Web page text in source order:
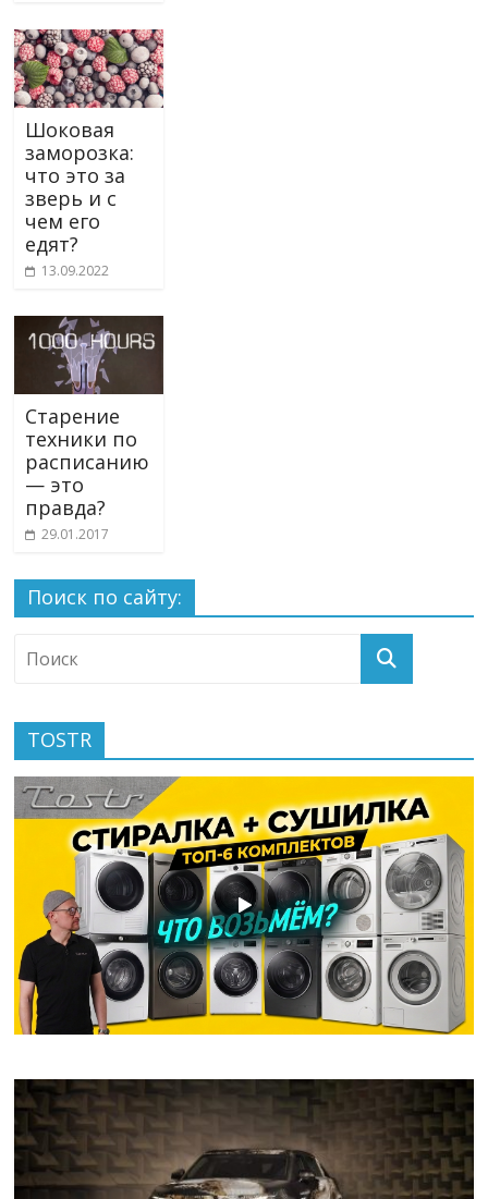
Шоковая
заморозка:
что это за
зверь и с
чем его
едят?
13.09.2022
Старение
техники по
расписанию
— это
правда?
29.01.2017
Поиск по сайту:
TOSTR